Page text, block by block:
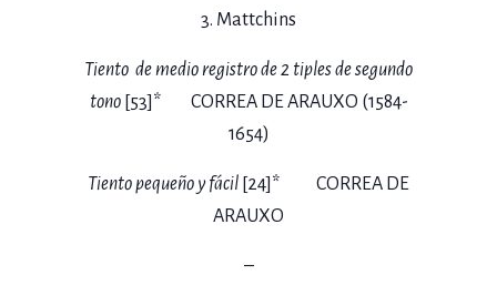
3. Mattchins
Tiento de medio registro de 2 tiples de segundo
tono [53]* CORREA DE ARAUXO (1584-
1654)
Tiento pequeño y fácil [24]* CORREA DE
ARAUXO
–